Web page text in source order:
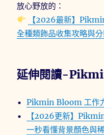
放心野放的：
【2026最新】
全種類飾品收集攻略與
延伸閱讀-
Pikmin Bloom 工作
【2026更新】
一秒看懂背景顏色與